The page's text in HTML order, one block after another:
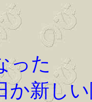
った
か新し